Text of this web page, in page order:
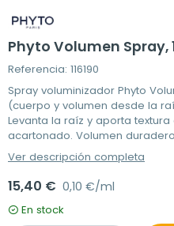
Phyto Volumen Spray,
Referencia: 116190
Spray voluminizador Phyto
(cuerpo y volumen desde la
Levanta la raíz y aporta
acartonado. Volumen
Ver descripción completa
15,40 € 0,10 €/ml
En stock